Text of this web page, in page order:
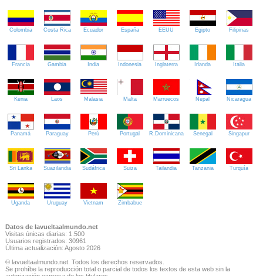
Colombia Costa Rica Ecuador España EEUU Egipto Filipinas
Francia Gambia India Indonesia Inglaterra Irlanda Italia
Kenia Laos Malasia Malta Marruecos Nepal Nicaragua
Panamá Paraguay Perú Portugal R.Dominicana Senegal Singapur
Sri Lanka Suazilandia Sudáfrica Suiza Tailandia Tanzania Turquía
Uganda Uruguay Vietnam Zimbabue
Datos de lavueltaalmundo.net
Visitas únicas diarias: 1.500
Usuarios registrados: 30961
Última actualización: Agosto 2026
© lavueltaalmundo.net. Todos los derechos reservados.
Se prohíbe la reproducción total o parcial de todos los textos de esta web sin la